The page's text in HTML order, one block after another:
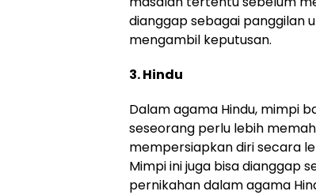
dianggap sebagai panggilan
mengambil keputusan.
3. Hindu
Dalam agama Hindu, mimpi
seseorang perlu lebih
mempersiapkan diri secara
Mimpi ini juga bisa dianggap
pernikahan dalam agama